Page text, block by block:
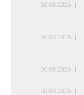
05.08.2026
05.08.2026
05.08.2026
03.08.2026